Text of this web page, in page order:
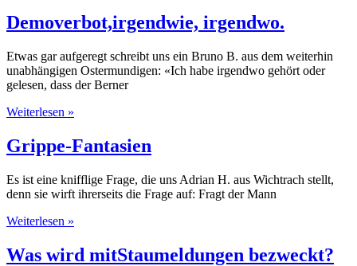
Demoverbot,irgendwie, irgendwo.
Etwas gar aufgeregt schreibt uns ein Bruno B. aus dem weiterhin
unabhängigen Ostermundigen: «Ich habe irgendwo gehört oder
gelesen, dass der Berner
Weiterlesen »
Grippe-Fantasien
Es ist eine knifflige Frage, die uns Adrian H. aus Wichtrach stellt,
denn sie wirft ihrerseits die Frage auf: Fragt der Mann
Weiterlesen »
Was wird mitStaumeldungen bezweckt?